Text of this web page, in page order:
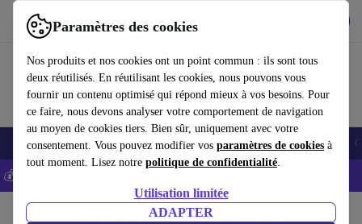
Paramètres des cookies
Nos produits et nos cookies ont un point commun : ils sont tous
deux réutilisés. En réutilisant les cookies, nous pouvons vous
fournir un contenu optimisé qui répond mieux à vos besoins. Pour
ce faire, nous devons analyser votre comportement de navigation
au moyen de cookies tiers. Bien sûr, uniquement avec votre
consentement. Vous pouvez modifier vos paramètres de cookies à
tout moment. Lisez notre politique de confidentialité.
Utilisation limitée
ADAPTER
Utilisez refurbed rapidement et facilement
Smartphones Laptops Tablettes Montres connectées Accessoires
💰-5% EXTRA sur les iPhones – Code: IPHONEDEAL -
Ordinateurs portables Ordinateurs portables Dell